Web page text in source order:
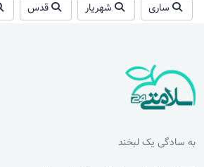
ساری
شهریار قدس
به سادگی یک لبخند